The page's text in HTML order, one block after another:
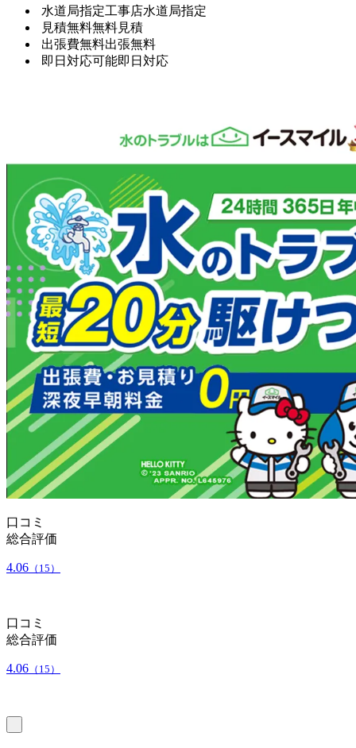
水道局指定工事店水道局指定
見積無料無料見積
出張費無料出張無料
即日対応可能即日対応
口コミ
総合評価
4.06 （15）
口コミ
総合評価
4.06 （15）